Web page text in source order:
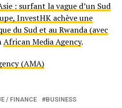
: surfant la vague d’un Sud
InvestHK achève une
du Sud et au Rwanda (avec
African Media Agency.
(AMA)
/ FINANCE
BUSINESS